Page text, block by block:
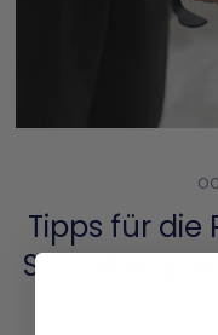
Tipps für die
So